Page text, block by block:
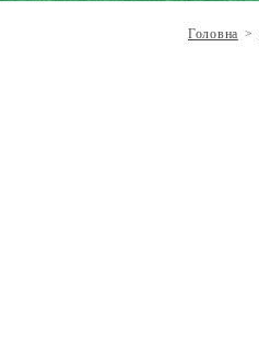
Головна >